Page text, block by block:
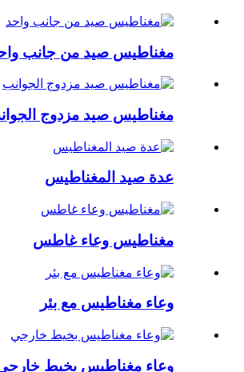
مغناطيس صيد من جانب
مغناطيس صيد مزدوج
عدة صيد المغناطيس
مغناطيس وعاء غاطس
وعاء مغناطيس مع بئر
وعاء مغناطيس بخيط